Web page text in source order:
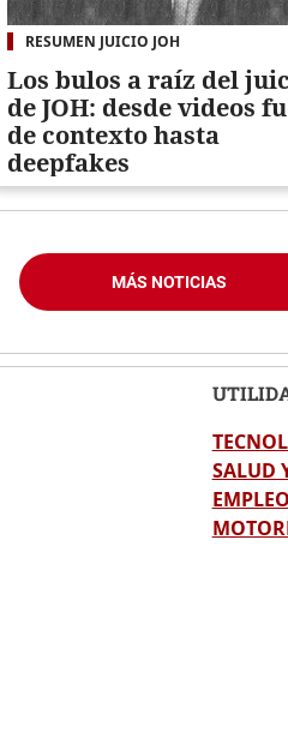
RESUMEN JUICIO JOH
Los bulos a raíz del
de JOH: desde videos
de contexto hasta
deepfakes
MÁS NOTICIAS
SALUD